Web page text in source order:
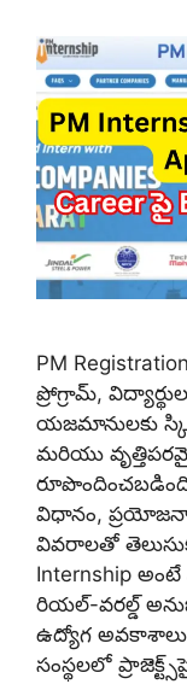
PM
ప్రోగ్రామ్,
యజమానులకు
మరియు
విధానం,
వివరాలతో
Internship
రియల్-వరల్డ్
ఉద్యోగ అవకాశాలు
సంస్థలలో